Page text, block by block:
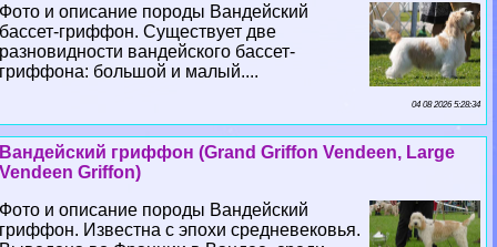
Фото и описание породы Вандейский
бассет-гриффон. Существует две
разновидности вандейского бассет-
гриффона: большой и малый....
04 08 2026 5:28:34
Вандейский гриффон (Grand Griffon Vendeen, Large
Vendeen Griffon)
Фото и описание породы Вандейский
гриффон. Известна с эпохи средневековья.